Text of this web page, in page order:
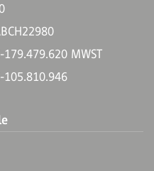
179.479.620 MWST
105.810.946